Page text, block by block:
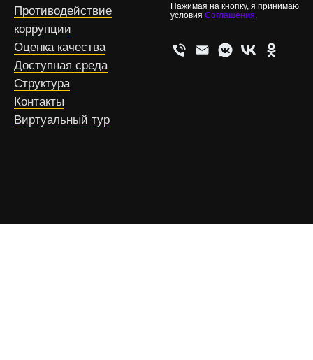
Противодействие
коррупции
Оценка качества
Доступная среда
Структура
Контакты
Виртуальный тур
Нажимая на кнопку, я принимаю
условия Соглашения.